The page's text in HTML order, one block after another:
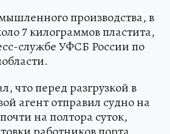
производства, в
7 килограммов пластита,
службе УФСБ России по
что перед разгрузкой в
агент отправил судно на
на полтора суток,